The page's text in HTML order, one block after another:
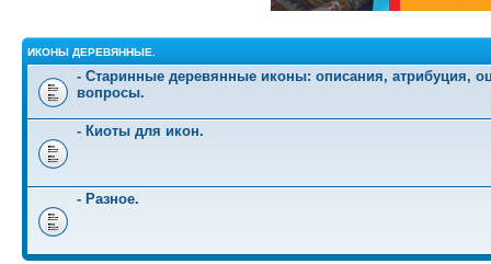
ИКОНЫ ДЕРЕВЯННЫЕ.
- Старинные деревянные иконы: описания, атрибуция,
вопросы.
- Киоты для икон.
- Разное.